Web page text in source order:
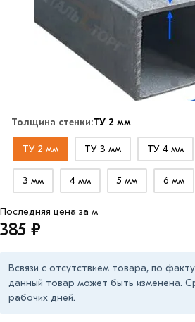
Толщина стенки:ТУ 2 мм
ТУ 2 мм ТУ 3 мм ТУ 4 мм
3 мм 4 мм 5 мм 6 мм
Последняя цена за м
385 ₽
Всвязи с отсутствием товара, по
данный товар может быть изменена.
рабочих дней.